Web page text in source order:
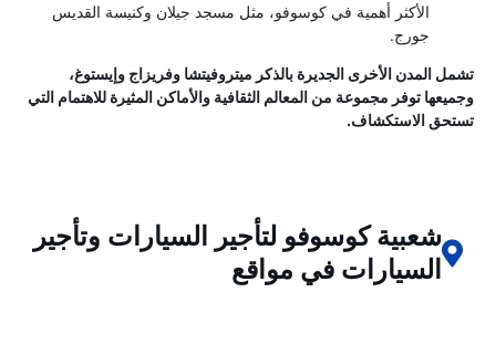
الأكثر أهمية في كوسوفو، مثل مسجد جيلان وكنيسة القديس
جورج.
تشمل المدن الأخرى الجديرة بالذكر ميتروفيتشا وفريزاج وإيستوغ،
وجميعها توفر مجموعة من المعالم الثقافية والأماكن المثيرة للاهتمام التي
تستحق الاستكشاف.
شعبية كوسوفو لتأجير السيارات وتأجير
السيارات في مواقع